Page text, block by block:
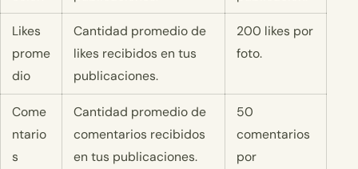
Likes
prome
dio
Cantidad promedio de
likes recibidos en tus
publicaciones.
200 likes por
foto.
Come
ntario
s
Cantidad promedio de
comentarios recibidos
en tus publicaciones.
50
comentarios
por